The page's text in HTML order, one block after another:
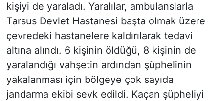
kişiyi de yaraladı. Yaralılar, ambulanslarla
Tarsus Devlet Hastanesi başta olmak üzere
çevredeki hastanelere kaldırılarak tedavi
altına alındı. 6 kişinin öldüğü, 8 kişinin de
yaralandığı vahşetin ardından şüphelinin
yakalanması için bölgeye çok sayıda
jandarma ekibi sevk edildi. Kaçan şüpheliyi